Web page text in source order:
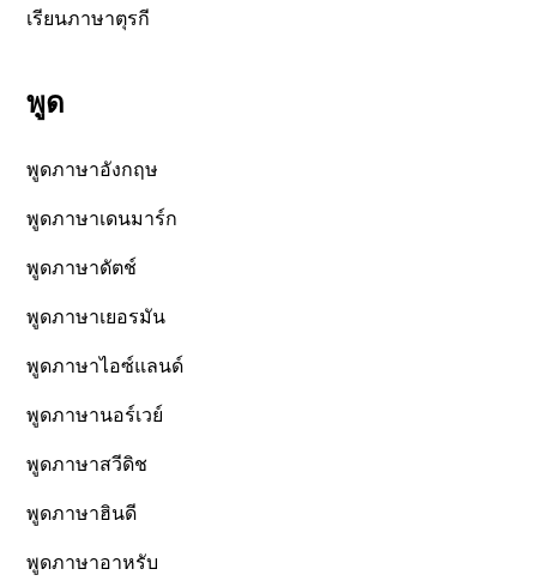
เรียนภาษาตุรกี
พูด
พูดภาษาอังกฤษ
พูดภาษาเดนมาร์ก
พูดภาษาดัตช์
พูดภาษาเยอรมัน
พูดภาษาไอซ์แลนด์
พูดภาษานอร์เวย์
พูดภาษาสวีดิช
พูดภาษาฮินดี
พูดภาษาอาหรับ